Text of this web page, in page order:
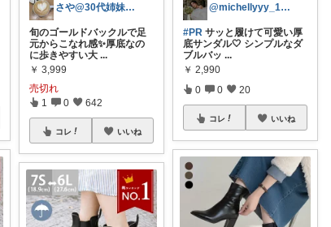
さや@30代姉妹ママ
旬のゴールドバックルで足
元からこなれ感✨厚底なの
に歩きやすい大 ...
￥ 3,999
売切れ
1 0 642
コレ いいね
@michellyyy_1017
#PR サッと履けて可愛い厚
底サンダル🤍 シンプルなダ
ブルバッ ...
￥ 2,990
0 0 20
コレ いいね